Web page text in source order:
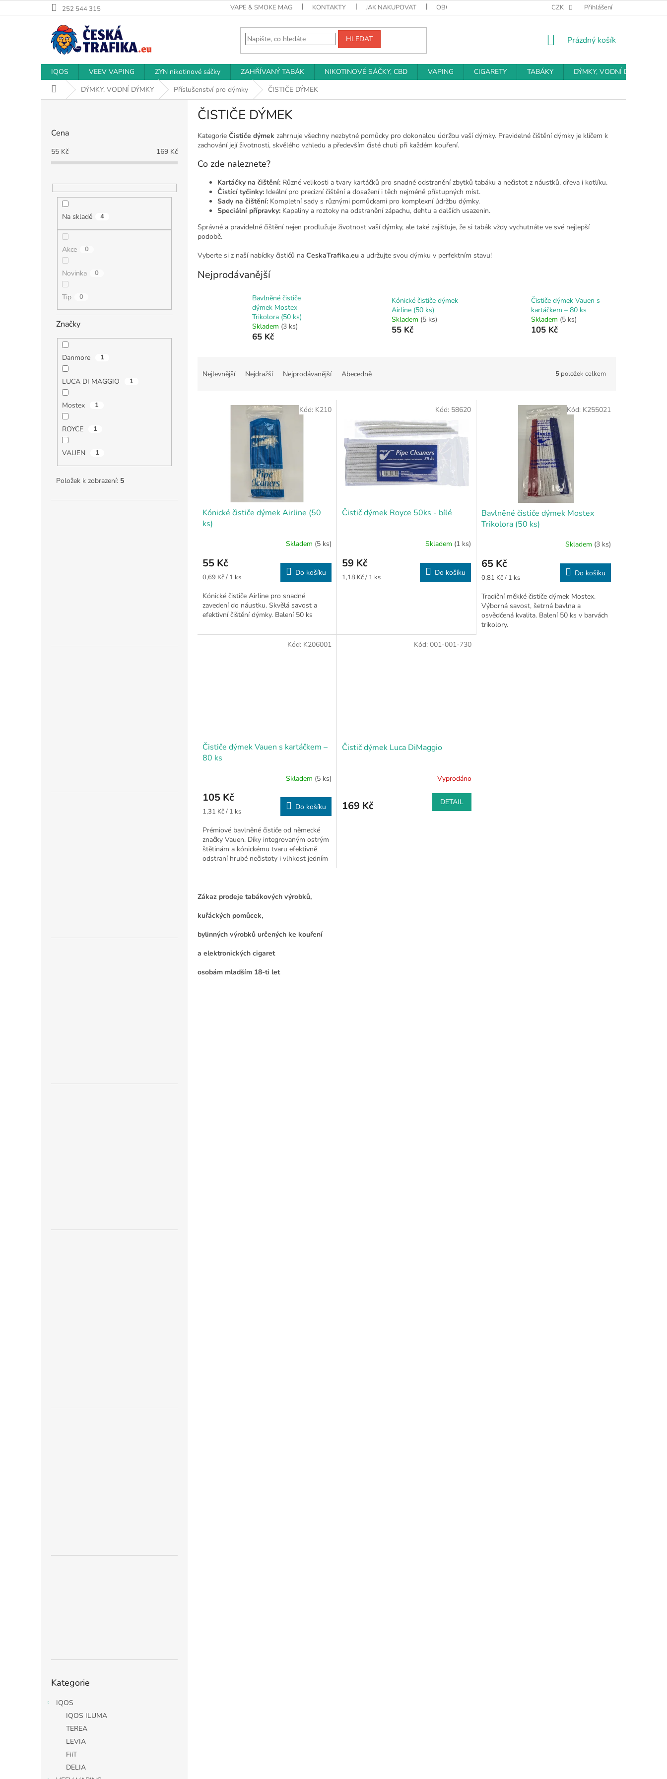
na
252 544 315 VAPE & SMOKE MAG KONTAKTY JAK NAKUPOVAT OBCHODNÍ PODMÍNKY PODMÍNKY OCHRANY OSOBNÍCH ÚDAJŮ
CZK Přihlášení
HLEDAT
NÁKUPNÍ
Prázdný košík
IQOS VEEV VAPING ZYN nikotinové sáčky ZAHŘÍVANÝ TABÁK NIKOTINOVÉ SÁČKY, CBD VAPING CIGARETY TABÁKY
DÝMKY, VODNÍ DÝMKY
Domů DÝMKY, VODNÍ DÝMKY Příslušenství pro dýmky ČISTIČE DÝMEK
Cena
55 Kč 169 Kč
Na skladě 4
Akce 0
Novinka 0
Tip 0
Značky
Danmore 1
LUCA DI MAGGIO 1
Mostex 1
ROYCE 1
VAUEN 1
Položek k zobrazení: 5
kategorie
Kategorie
IQOS
IQOS ILUMA
TEREA
LEVIA
FiiT
DELIA
ČISTIČE DÝMEK
Kategorie Čističe dýmek zahrnuje všechny nezbytné pomůcky pro dokonalou údržbu vaší dýmky. Pravidelné čištění dýmky je klíčem k
zachování její životnosti, skvělého vzhledu a především čisté chuti při každém kouření.
Co zde naleznete?
Kartáčky na čištění: Různé velikosti a tvary kartáčků pro snadné odstranění zbytků tabáku a nečistot z náustků, dřeva i kotlíku.
Čistící tyčinky: Ideální pro precizní čištění a dosažení i těch nejméně přístupných míst.
Sady na čištění: Kompletní sady s různými pomůckami pro komplexní údržbu dýmky.
Speciální přípravky: Kapaliny a roztoky na odstranění zápachu, dehtu a dalších usazenin.
Správné a pravidelné čištění nejen prodlužuje životnost vaší dýmky, ale také zajišťuje, že si tabák vždy vychutnáte ve své nejlepší
podobě.
Vyberte si z naší nabídky čističů na CeskaTrafika.eu a udržujte svou dýmku v perfektním stavu!
Nejprodávanější
Bavlněné čističe
dýmek Mostex
Trikolora (50 ks)
Skladem (3 ks)
65 Kč
Kónické čističe dýmek
Airline (50 ks)
Skladem (5 ks)
55 Kč
Čističe dýmek Vauen s
kartáčkem – 80 ks
Skladem (5 ks)
105 Kč
Nejlevnější Nejdražší Nejprodávanější Abecedně 5 položek celkem
Kónické čističe dýmek Airline (50
ks)
Skladem (5 ks)
55 Kč
Měrná
0,69 Kč / 1 ks Do košíku
Kónické čističe Airline pro snadné
zavedení do náustku. Skvělá savost a
efektivní čištění dýmky. Balení 50 ks
Kód: K210
Čistič dýmek Royce 50ks - bílé
Skladem (1 ks)
59 Kč
Měrná
1,18 Kč / 1 ks Do košíku
Kód: 58620
Bavlněné čističe dýmek Mostex
Trikolora (50 ks)
Skladem (3 ks)
65 Kč
Měrná
0,81 Kč / 1 ks Do košíku
Tradiční měkké čističe dýmek Mostex.
Výborná savost, šetrná bavlna a
osvědčená kvalita. Balení 50 ks v barvách
trikolory.
Kód: K255021
Čističe dýmek Vauen s kartáčkem –
80 ks
Skladem (5 ks)
105 Kč
Měrná
1,31 Kč / 1 ks Do košíku
Prémiové bavlněné čističe od německé
značky Vauen. Díky integrovaným ostrým
štětinám a kónickému tvaru efektivně
odstraní hrubé nečistoty i vlhkost jedním
Kód: K206001
Čistič dýmek Luca DiMaggio
Vyprodáno
169 Kč DETAIL
Kód: 001-001-730
Zákaz prodeje tabákových výrobků,
kuřáckých pomůcek,
bylinných výrobků určených ke kouření
a elektronických cigaret
osobám mladším 18-ti let